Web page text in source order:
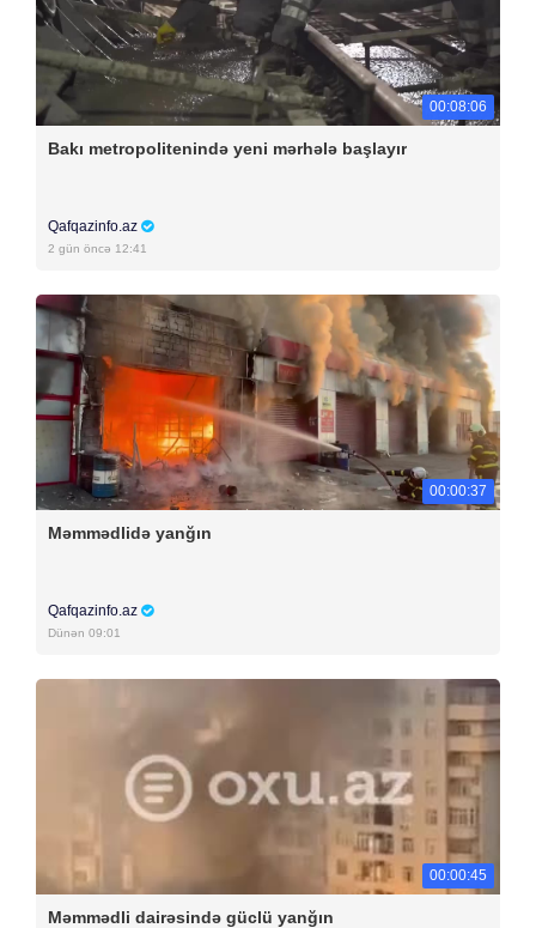
00:08:06
Bakı metropolitenində yeni mərhələ başlayır
Qafqazinfo.az
2 gün öncə 12:41
00:00:37
Məmmədlidə yanğın
Qafqazinfo.az
Dünən 09:01
00:00:45
Məmmədli dairəsində güclü yanğın